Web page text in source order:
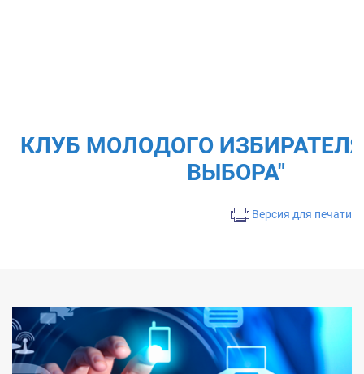
КЛУБ МОЛОДОГО
ВЫБОРА"
Версия для печати